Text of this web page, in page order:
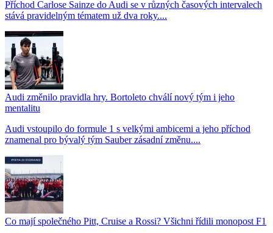
Příchod Carlose Sainze do Audi se v různých časových intervalech
stává pravidelným tématem už dva roky....
Audi změnilo pravidla hry. Bortoleto chválí nový tým i jeho
mentalitu
Audi vstoupilo do formule 1 s velkými ambicemi a jeho příchod
znamenal pro bývalý tým Sauber zásadní změnu....
Co mají společného Pitt, Cruise a Rossi? Všichni řídili monopost F1